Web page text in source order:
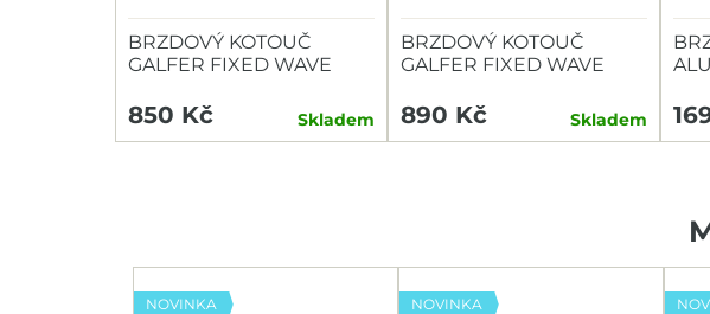
BRZDOVÝ KOTOUČ
GALFER FIXED WAVE
850 Kč Skladem
BRZDOVÝ KOTOUČ
GALFER FIXED WAVE
890 Kč Skladem
ALU
NOVINKA NOVINKA